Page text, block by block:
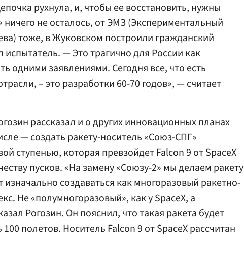
рухнула, и, чтобы ее восстановить, нужны
не осталось, от ЭМЗ (Экспериментальный
тоже, в Жуковском построили гражданский
— Это трагично для России как
одними заявлениями. Сегодня все, что есть
– это разработки 60-70 годов», — считает
рассказал и о других инновационных планах
— создать ракету-носитель «Союз-СПГ»
ступенью, которая превзойдет Falcon 9 от SpaceX
пусков. «На замену «Союзу-2» мы делаем ракету
изначально создаваться как многоразовый ракетно-
Не «полумногоразовый», как у SpaceX, а
Рогозин. Он пояснил, что такая ракета будет
полетов. Носитель Falcon 9 от SpaceX рассчитан